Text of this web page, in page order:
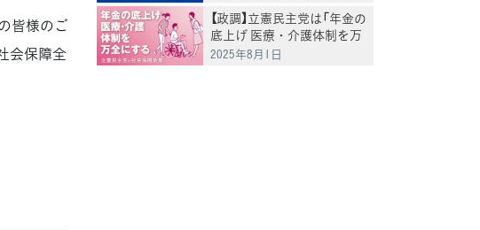
皆様のご
会保障全
【政調】立憲民主党は「年金の
底上げ 医療・介護体制を万
全にする」
2025年8月1日